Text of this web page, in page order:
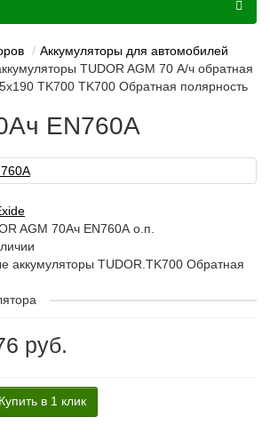
Аккумуляторы для автомобилей
TUDOR AGM 70 А/ч обратная
TK700 TK700 Обратная полярность
EN760А
AGM 70Ач EN760А о.п.
аккумуляторы TUDOR.TK700 Обратная
руб.
Купить в 1 клик